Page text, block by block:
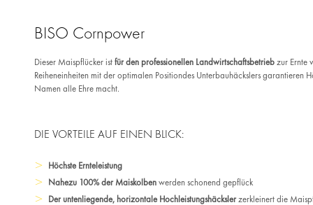
BISO Cornpower
Dieser Maispflücker ist für den professionellen Landwirtschaftsbetrieb zur Ernte
Reiheneinheiten mit der optimalen Positiondes Unterbauhäckslers garantieren
Namen alle Ehre macht.
DIE VORTEILE AUF EINEN BLICK:
Höchste Ernteleistung
Nahezu 100% der Maiskolben werden schonend gepflück
Der untenliegende, horizontale Hochleistungshäcksler zerkleinert die